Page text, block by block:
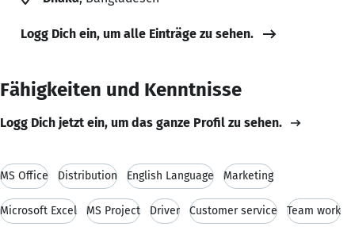
Logg Dich ein, um alle Einträge zu sehen.
Fähigkeiten und Kenntnisse
Logg Dich jetzt ein, um das ganze Profil zu sehen.
MS Office Distribution English Language Marketing
Microsoft Excel MS Project Driver Customer service Team work